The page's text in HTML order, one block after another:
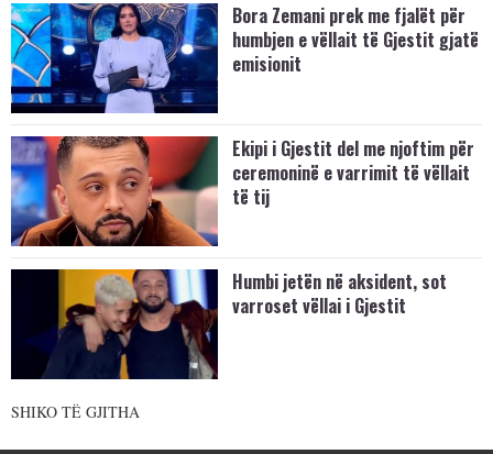
Bora Zemani prek me fjalët për
humbjen e vëllait të Gjestit gjatë
emisionit
Ekipi i Gjestit del me njoftim për
ceremoninë e varrimit të vëllait
të tij
Humbi jetën në aksident, sot
varroset vëllai i Gjestit
SHIKO TË GJITHA